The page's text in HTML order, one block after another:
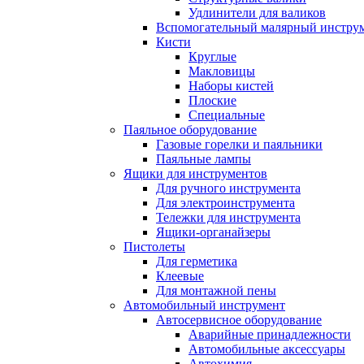
Удлинители для валиков
Вспомогательный малярный
Кисти
Круглые
Макловицы
Наборы кистей
Плоские
Специальные
Паяльное оборудование
Газовые горелки и паяльники
Паяльные лампы
Ящики для инструментов
Для ручного инструмента
Для электроинструмента
Тележки для инструмента
Ящики-органайзеры
Пистолеты
Для герметика
Клеевые
Для монтажной пены
Автомобильный инструмент
Автосервисное оборудование
Аварийные принадлежности
Автомобильные аксессуары